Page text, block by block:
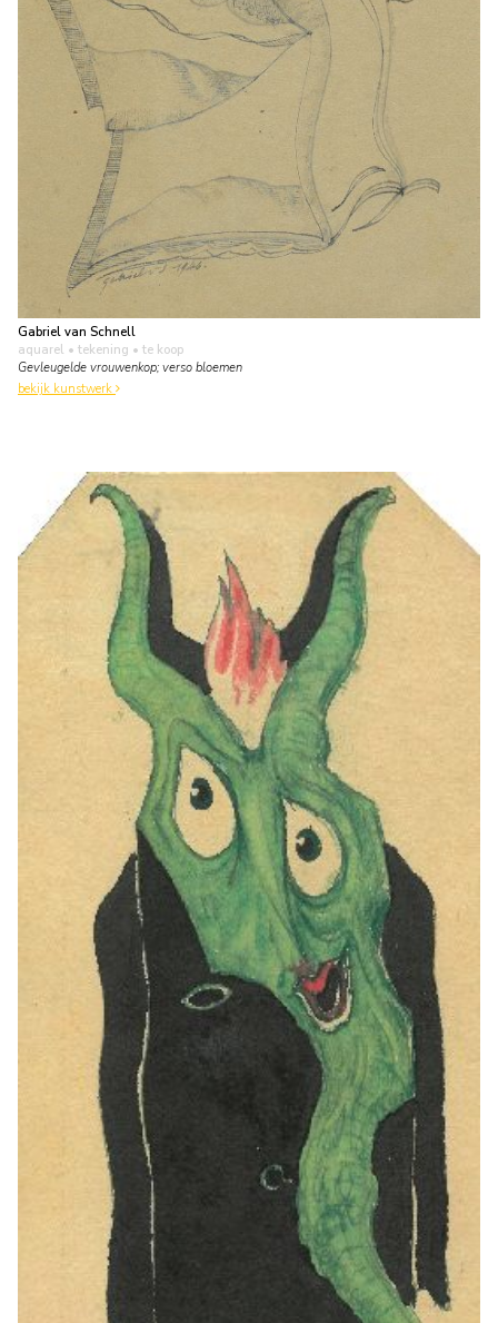
Gabriel van Schnell
aquarel • tekening • te koop
Gevleugelde vrouwenkop; verso bloemen
bekijk kunstwerk